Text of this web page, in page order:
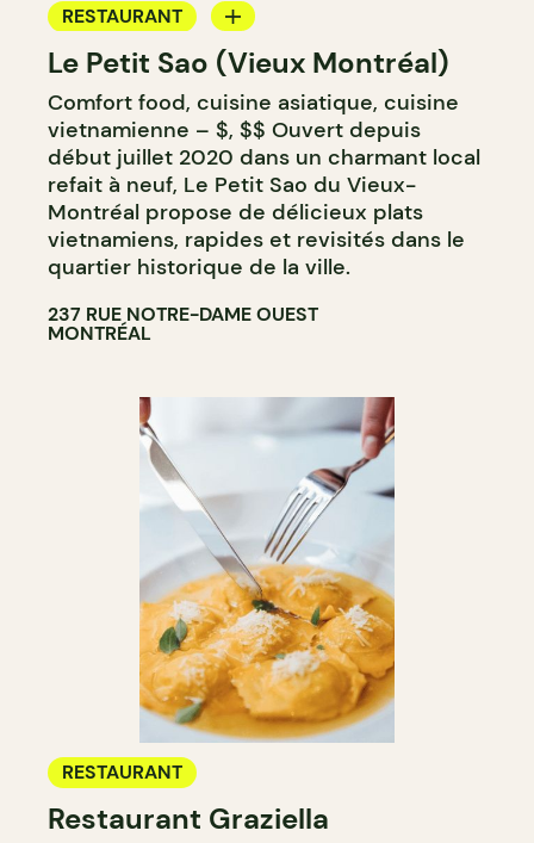
RESTAURANT
COMPTOIR
Le Petit Sao (Vieux Montréal)
Comfort food, cuisine asiatique, cuisine
vietnamienne – $, $$ Ouvert depuis
début juillet 2020 dans un charmant local
refait à neuf, Le Petit Sao du Vieux-
Montréal propose de délicieux plats
vietnamiens, rapides et revisités dans le
quartier historique de la ville.
237 RUE NOTRE-DAME OUEST
MONTRÉAL
RESTAURANT
Restaurant Graziella